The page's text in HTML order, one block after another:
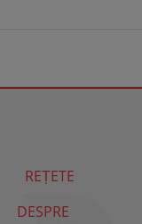
REȚETE
DESPRE